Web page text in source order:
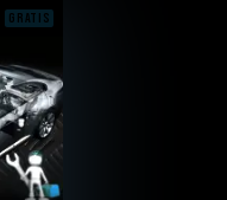
GRATIS